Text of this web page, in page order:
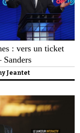
: vers un ticket
Jeantet